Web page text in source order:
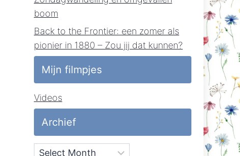
boom
Back to the Frontier: een zomer als
pionier in 1880 – Zou jij dat kunnen?
Mijn filmpjes
Videos
Archief
Archief